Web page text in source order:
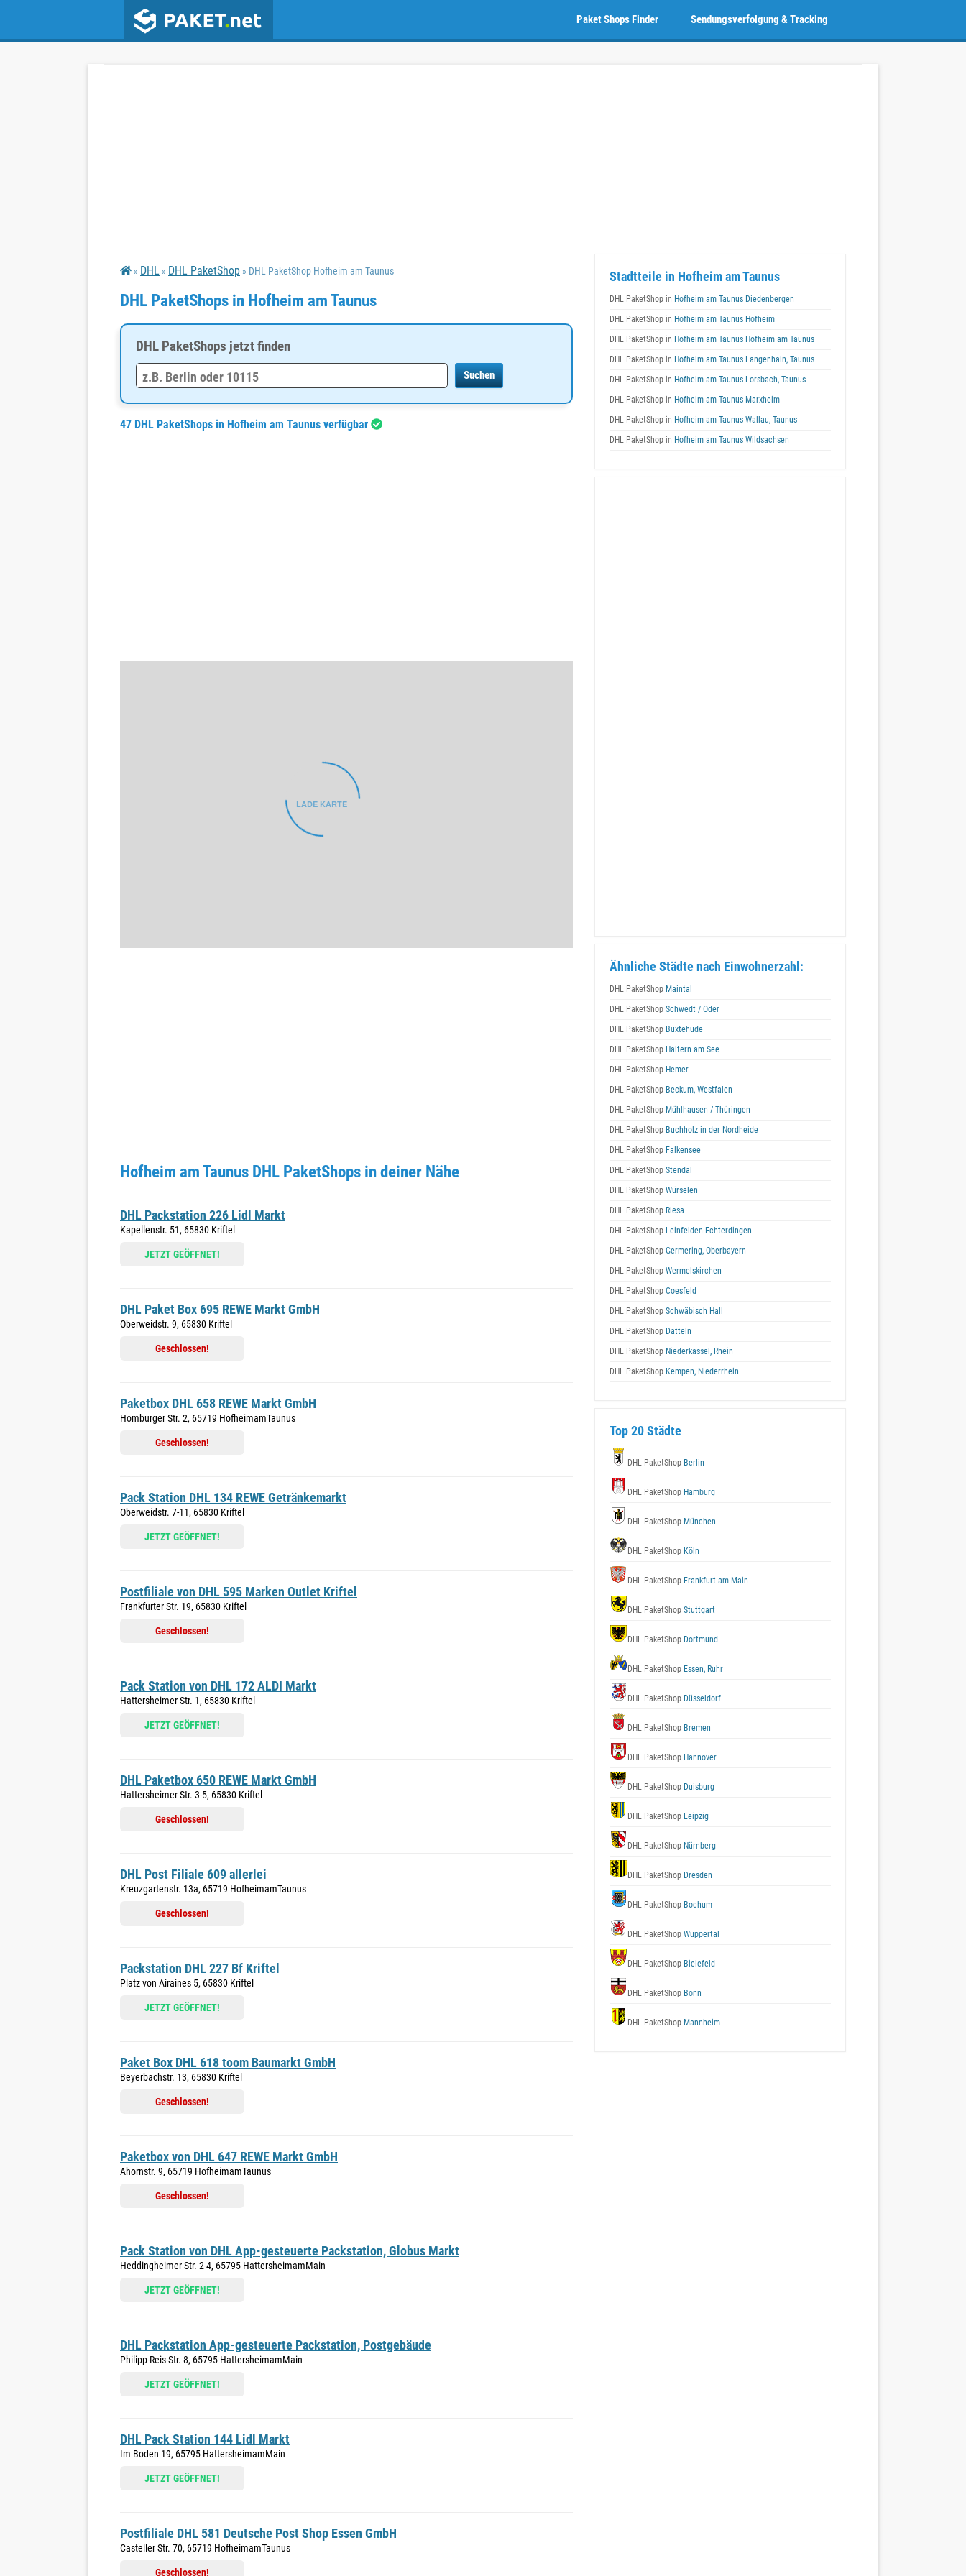
Sendungsverfolgung & Tracking
Paket Shops Finder
» DHL » DHL PaketShop » DHL PaketShop Hofheim am Taunus
DHL PaketShops in Hofheim am Taunus
DHL PaketShops jetzt finden
47 DHL PaketShops in Hofheim am Taunus verfügbar
Hofheim am Taunus DHL PaketShops in deiner Nähe
DHL Packstation 226 Lidl Markt
Kapellenstr. 51, 65830 Kriftel
JETZT GEÖFFNET!
DHL Paket Box 695 REWE Markt GmbH
Oberweidstr. 9, 65830 Kriftel
Geschlossen!
Paketbox DHL 658 REWE Markt GmbH
Homburger Str. 2, 65719 HofheimamTaunus
Geschlossen!
Pack Station DHL 134 REWE Getränkemarkt
Oberweidstr. 7-11, 65830 Kriftel
JETZT GEÖFFNET!
Postfiliale von DHL 595 Marken Outlet Kriftel
Frankfurter Str. 19, 65830 Kriftel
Geschlossen!
Pack Station von DHL 172 ALDI Markt
Hattersheimer Str. 1, 65830 Kriftel
JETZT GEÖFFNET!
DHL Paketbox 650 REWE Markt GmbH
Hattersheimer Str. 3-5, 65830 Kriftel
Geschlossen!
DHL Post Filiale 609 allerlei
Kreuzgartenstr. 13a, 65719 HofheimamTaunus
Geschlossen!
Packstation DHL 227 Bf Kriftel
Platz von Airaines 5, 65830 Kriftel
JETZT GEÖFFNET!
Paket Box DHL 618 toom Baumarkt GmbH
Beyerbachstr. 13, 65830 Kriftel
Geschlossen!
Paketbox von DHL 647 REWE Markt GmbH
Ahornstr. 9, 65719 HofheimamTaunus
Geschlossen!
Pack Station von DHL App-gesteuerte Packstation, Globus Markt
Heddingheimer Str. 2-4, 65795 HattersheimamMain
JETZT GEÖFFNET!
DHL Packstation App-gesteuerte Packstation, Postgebäude
Philipp-Reis-Str. 8, 65795 HattersheimamMain
JETZT GEÖFFNET!
DHL Pack Station 144 Lidl Markt
Im Boden 19, 65795 HattersheimamMain
JETZT GEÖFFNET!
Postfiliale DHL 581 Deutsche Post Shop Essen GmbH
Casteller Str. 70, 65719 HofheimamTaunus
Geschlossen!
Stadtteile in Hofheim am Taunus
DHL PaketShop in Hofheim am Taunus Diedenbergen
DHL PaketShop in Hofheim am Taunus Hofheim
DHL PaketShop in Hofheim am Taunus Hofheim am Taunus
DHL PaketShop in Hofheim am Taunus Langenhain, Taunus
DHL PaketShop in Hofheim am Taunus Lorsbach, Taunus
DHL PaketShop in Hofheim am Taunus Marxheim
DHL PaketShop in Hofheim am Taunus Wallau, Taunus
DHL PaketShop in Hofheim am Taunus Wildsachsen
Ähnliche Städte nach Einwohnerzahl:
DHL PaketShop Maintal
DHL PaketShop Schwedt / Oder
DHL PaketShop Buxtehude
DHL PaketShop Haltern am See
DHL PaketShop Hemer
DHL PaketShop Beckum, Westfalen
DHL PaketShop Mühlhausen / Thüringen
DHL PaketShop Buchholz in der Nordheide
DHL PaketShop Falkensee
DHL PaketShop Stendal
DHL PaketShop Würselen
DHL PaketShop Riesa
DHL PaketShop Leinfelden-Echterdingen
DHL PaketShop Germering, Oberbayern
DHL PaketShop Wermelskirchen
DHL PaketShop Coesfeld
DHL PaketShop Schwäbisch Hall
DHL PaketShop Datteln
DHL PaketShop Niederkassel, Rhein
DHL PaketShop Kempen, Niederrhein
Top 20 Städte
DHL PaketShop Berlin
DHL PaketShop Hamburg
DHL PaketShop München
DHL PaketShop Köln
DHL PaketShop Frankfurt am Main
DHL PaketShop Stuttgart
DHL PaketShop Dortmund
DHL PaketShop Essen, Ruhr
DHL PaketShop Düsseldorf
DHL PaketShop Bremen
DHL PaketShop Hannover
DHL PaketShop Duisburg
DHL PaketShop Leipzig
DHL PaketShop Nürnberg
DHL PaketShop Dresden
DHL PaketShop Bochum
DHL PaketShop Wuppertal
DHL PaketShop Bielefeld
DHL PaketShop Bonn
DHL PaketShop Mannheim